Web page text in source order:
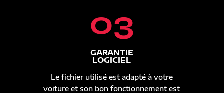
03
GARANTIE
LOGICIEL
Le fichier utilisé est adapté à votre
voiture et son bon fonctionnement est